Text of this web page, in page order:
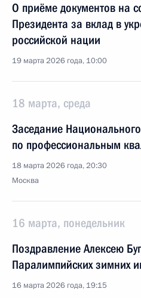
О приёме документов на
Президента за вклад в
российской нации
19 марта 2026 года, 10:00
18 марта, среда
Заседание
по профессиональным
18 марта 2026 года, 20:30
Москва
16 марта, понедельник
Поздравление Алексею
Паралимпийских зимних
16 марта 2026 года, 19:15